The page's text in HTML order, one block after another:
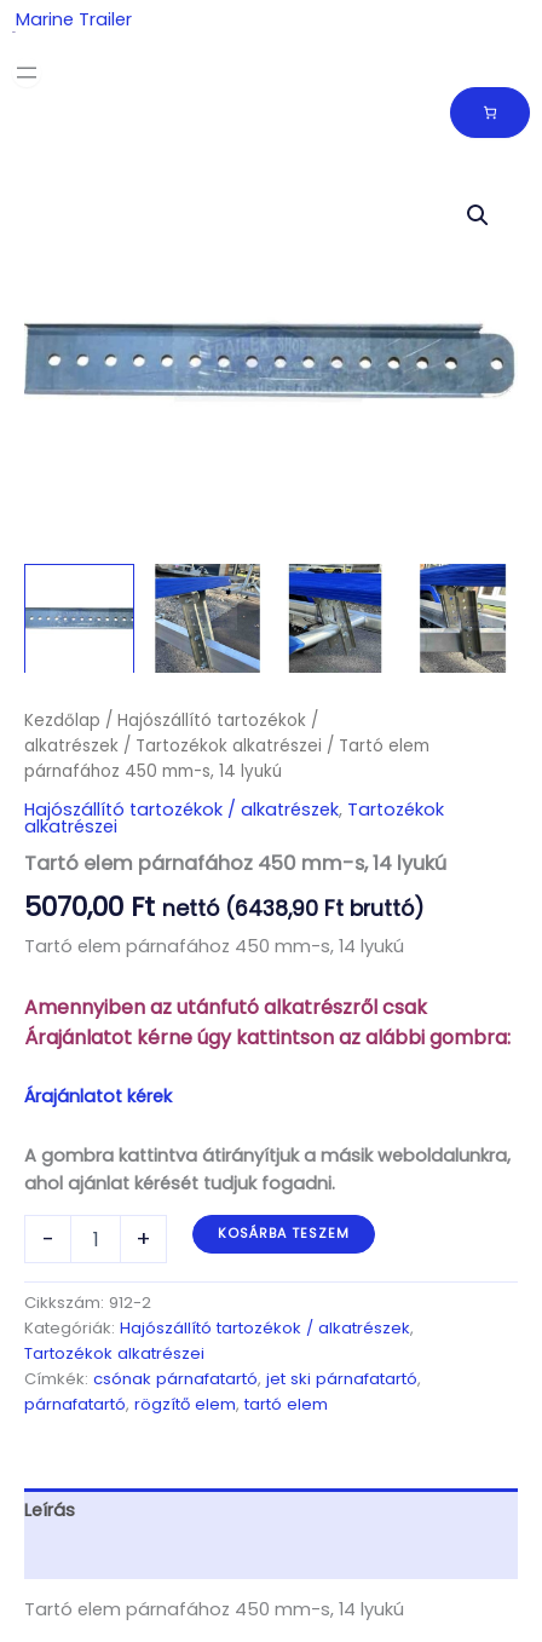
Skip
to
content
Marine Trailer
Kezdőlap / Hajószállító tartozékok /
alkatrészek / Tartozékok alkatrészei / Tartó elem
párnafához 450 mm-s, 14 lyukú
Hajószállító tartozékok / alkatrészek, Tartozékok
alkatrészei
Tartó elem párnafához 450 mm-s, 14 lyukú
5070,00 Ft nettó (6438,90 Ft bruttó)
Tartó elem párnafához 450 mm-s, 14 lyukú
Amennyiben az utánfutó alkatrészről csak
Árajánlatot kérne úgy kattintson az alábbi gombra:
Árajánlatot kérek
A gombra kattintva átirányítjuk a másik weboldalunkra,
ahol ajánlat kérését tudjuk fogadni.
-
450
mm-
s,
14
lyukú
mennyiség
+ KOSÁRBA TESZEM
Cikkszám: 912-2
Kategóriák: Hajószállító tartozékok / alkatrészek,
Tartozékok alkatrészei
Címkék: csónak párnafatartó, jet ski párnafatartó,
párnafatartó, rögzítő elem,tartó elem
Leírás
Tartó elem párnafához 450 mm-s, 14 lyukú